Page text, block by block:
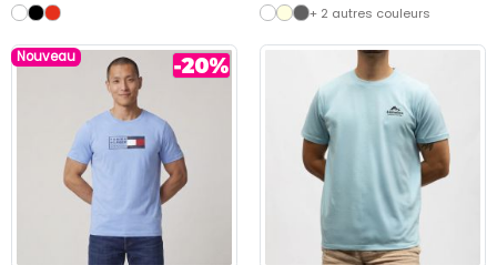
+ 2 autres couleurs
Nouveau